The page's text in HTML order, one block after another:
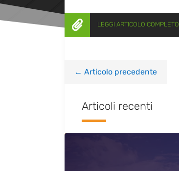
 LEGGI ARTICOLO COMPLETO
← Articolo precedente
Articoli recenti